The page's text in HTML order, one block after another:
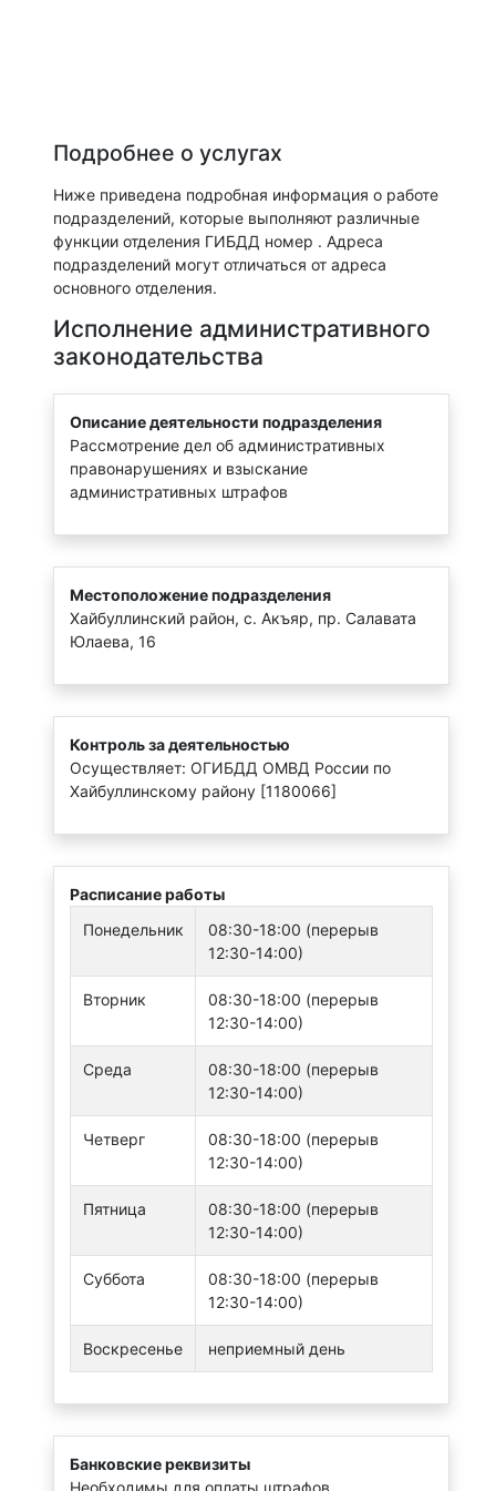
Подробнее о услугах
Ниже приведена подробная информация о работе
подразделений, которые выполняют различные
функции отделения ГИБДД номер . Адреса
подразделений могут отличаться от адреса
основного отделения.
Исполнение административного
законодательства
Описание деятельности подразделения
Рассмотрение дел об административных
правонарушениях и взыскание
административных штрафов
Местоположение подразделения
Хайбуллинский район, с. Акъяр, пр. Салавата
Юлаева, 16
Контроль за деятельностью
Осуществляет: ОГИБДД ОМВД России по
Хайбуллинскому району [1180066]
Расписание работы
Понедельник
08:30-18:00 (перерыв
12:30-14:00)
Вторник
08:30-18:00 (перерыв
12:30-14:00)
Среда
08:30-18:00 (перерыв
12:30-14:00)
Четверг
08:30-18:00 (перерыв
12:30-14:00)
Пятница
08:30-18:00 (перерыв
12:30-14:00)
Суббота
08:30-18:00 (перерыв
12:30-14:00)
Воскресенье неприемный день
Банковские реквизиты